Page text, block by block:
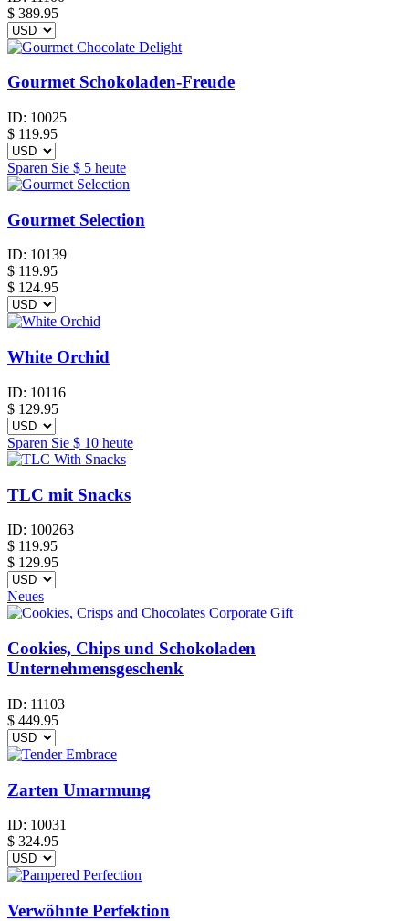
$ 389.95
Gourmet Schokoladen-Freude
ID: 10025
$ 119.95
Sparen Sie $ 5 heute
Gourmet Selection
ID: 10139
$ 119.95
$ 124.95
White Orchid
ID: 10116
$ 129.95
Sparen Sie $ 10 heute
TLC mit Snacks
ID: 100263
$ 119.95
$ 129.95
Neues
Cookies, Chips und Schokoladen
Unternehmensgeschenk
ID: 11103
$ 449.95
Zarten Umarmung
ID: 10031
$ 324.95
Verwöhnte Perfektion